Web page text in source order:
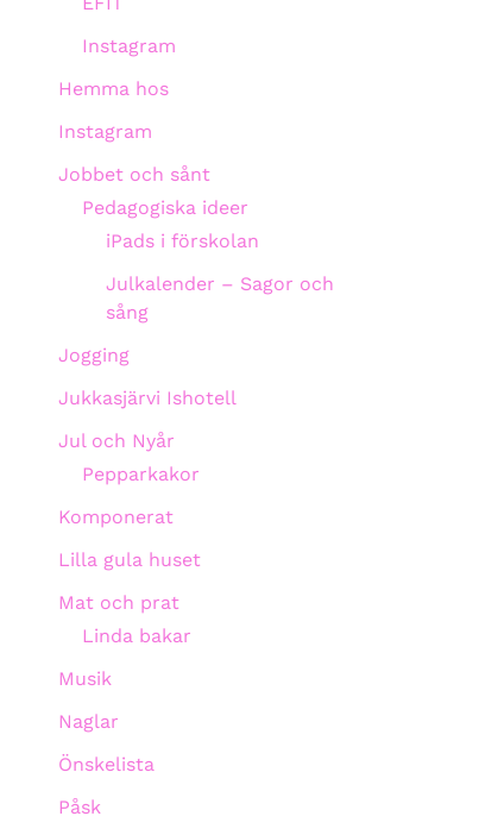
Instagram
Hemma hos
Instagram
Jobbet och sånt
Pedagogiska ideer
iPads i förskolan
Julkalender – Sagor och
sång
Jogging
Jukkasjärvi Ishotell
Jul och Nyår
Pepparkakor
Komponerat
Lilla gula huset
Mat och prat
Linda bakar
Musik
Naglar
Önskelista
Påsk